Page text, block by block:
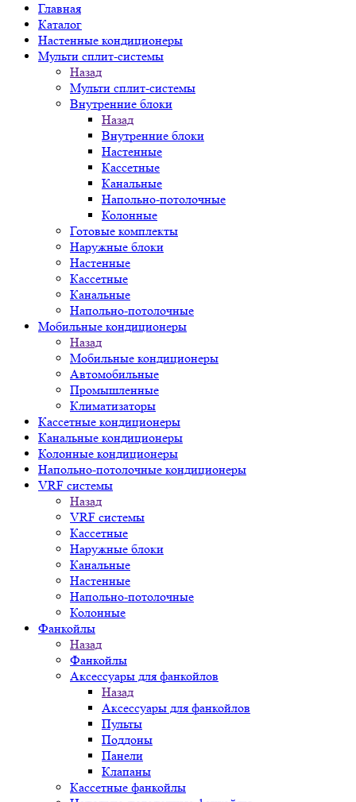
Главная
Каталог
Настенные кондиционеры
Мульти сплит-системы
Назад
Мульти сплит-системы
Внутренние блоки
Назад
Внутренние блоки
Настенные
Кассетные
Канальные
Напольно-потолочные
Колонные
Готовые комплекты
Наружные блоки
Настенные
Кассетные
Канальные
Напольно-потолочные
Мобильные кондиционеры
Назад
Мобильные кондиционеры
Автомобильные
Промышленные
Климатизаторы
Кассетные кондиционеры
Канальные кондиционеры
Колонные кондиционеры
Напольно-потолочные кондиционеры
VRF системы
Назад
VRF системы
Кассетные
Наружные блоки
Канальные
Настенные
Напольно-потолочные
Колонные
Фанкойлы
Назад
Фанкойлы
Аксессуары для фанкойлов
Назад
Аксессуары для фанкойлов
Пульты
Поддоны
Панели
Клапаны
Кассетные фанкойлы